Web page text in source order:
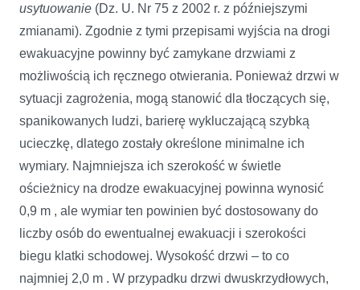
usytuowanie (Dz. U. Nr 75 z 2002 r. z późniejszymi
zmianami). Zgodnie z tymi przepisami wyjścia na drogi
ewakuacyjne powinny być zamykane drzwiami z
możliwością ich ręcznego otwierania. Ponieważ drzwi w
sytuacji zagrożenia, mogą stanowić dla tłoczących się,
spanikowanych ludzi, barierę wykluczającą szybką
ucieczkę, dlatego zostały określone minimalne ich
wymiary. Najmniejsza ich szerokość w świetle
ościeżnicy na drodze ewakuacyjnej powinna wynosić
0,9 m , ale wymiar ten powinien być dostosowany do
liczby osób do ewentualnej ewakuacji i szerokości
biegu klatki schodowej. Wysokość drzwi – to co
najmniej 2,0 m . W przypadku drzwi dwuskrzydłowych,